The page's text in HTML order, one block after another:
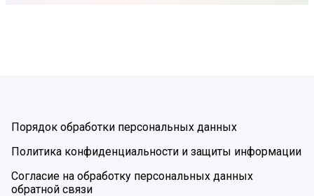
Порядок обработки персональных данных
Политика конфиденциальности и защиты информации
Согласие на обработку персональных данных
обратной связи